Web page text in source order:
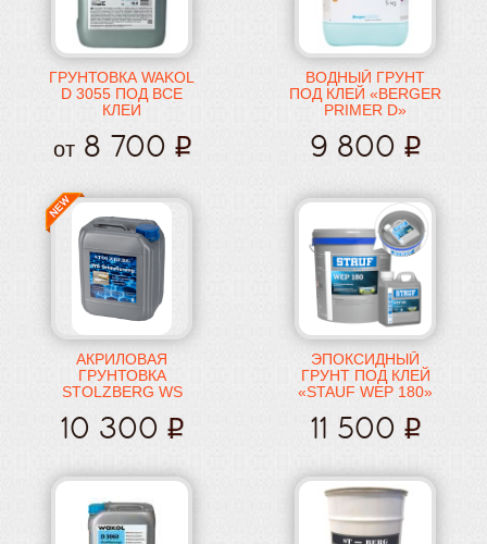
ГРУНТОВКА WAKOL
D 3055 ПОД ВСЕ
КЛЕИ
от8 700
ВОДНЫЙ ГРУНТ
ПОД КЛЕЙ «BERGER
PRIMER D»
9 800
АКРИЛОВАЯ
ГРУНТОВКА
STOLZBERG WS
10 300
ЭПОКСИДНЫЙ
ГРУНТ ПОД КЛЕЙ
«STAUF WEP 180»
11 500